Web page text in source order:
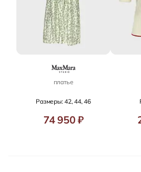
платье
Размеры: 42, 44, 46
74 950 ₽